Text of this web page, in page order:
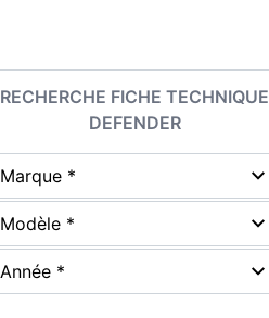
RECHERCHE FICHE TECHNIQUE
DEFENDER